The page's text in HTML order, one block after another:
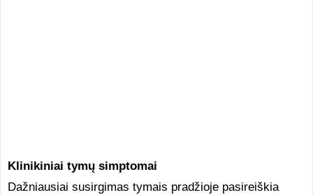
Klinikiniai tymų simptomai
Dažniausiai susirgimas tymais pradžioje pasireiškia